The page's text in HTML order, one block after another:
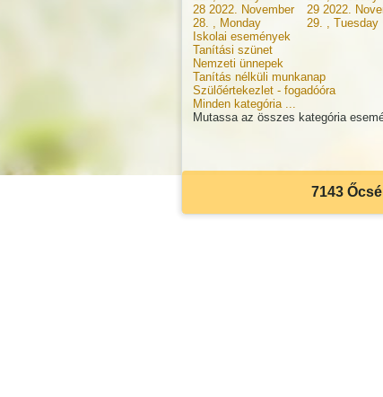
28 2022. November
28. , Monday
29 2022.
29. , Tuesday
Iskolai események
Tanítási szünet
Nemzeti ünnepek
Tanítás nélküli munkanap
Szülőértekezlet - fogadóóra
Minden kategória ...
Mutassa az összes kategória
7143